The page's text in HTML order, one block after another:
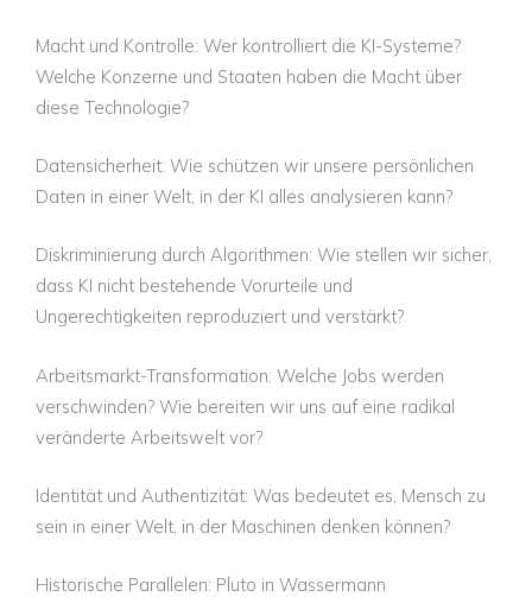
Macht und Kontrolle: Wer kontrolliert die KI-Systeme?
Welche Konzerne und Staaten haben die Macht über
diese Technologie?
Datensicherheit: Wie schützen wir unsere persönlichen
Daten in einer Welt, in der KI alles analysieren kann?
Diskriminierung durch Algorithmen: Wie stellen wir sicher,
dass KI nicht bestehende Vorurteile und
Ungerechtigkeiten reproduziert und verstärkt?
Arbeitsmarkt-Transformation: Welche Jobs werden
verschwinden? Wie bereiten wir uns auf eine radikal
veränderte Arbeitswelt vor?
Identität und Authentizität: Was bedeutet es, Mensch zu
sein in einer Welt, in der Maschinen denken können?
Historische Parallelen: Pluto in Wassermann